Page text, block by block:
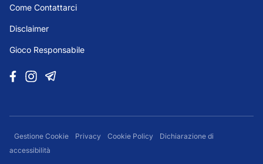
Come Contattarci
Disclaimer
Gioco Responsabile
Gestione Cookie Privacy Cookie Policy
Dichiarazione di
accessibilità